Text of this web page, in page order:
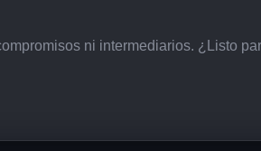
ni intermediarios. ¿Listo